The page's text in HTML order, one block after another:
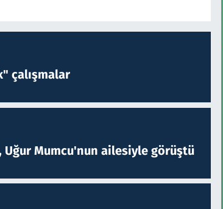
çalışmalar
Uğur Mumcu'nun ailesiyle görüştü